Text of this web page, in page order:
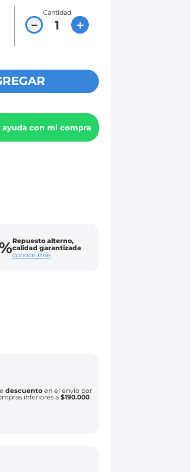
Cantidad
＋
－
ayuda con mi compra
Repuesto alterno,
calidad garantizada
conoce más
descuentoen el envío por
inferiores a $190.000